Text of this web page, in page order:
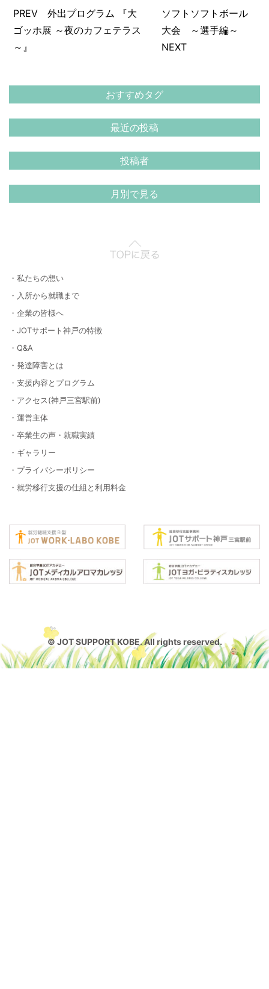
おすすめタグ
最近の投稿
投稿者
月別で見る
PREV 外出プログラム 『大
ゴッホ展 ～夜のカフェテラス
～』
ソフトソフトボール
大会 ～選手編～
NEXT
・私たちの想い
・入所から就職まで
・企業の皆様へ
・JOTサポート神戸の特徴
・Q&A
・発達障害とは
・支援内容とプログラム
・アクセス(神戸三宮駅前)
・運営主体
・卒業生の声・就職実績
・ギャラリー
・プライバシーポリシー
・就労移行支援の仕組と利用料金
© JOT SUPPORT KOBE. All rights reserved.